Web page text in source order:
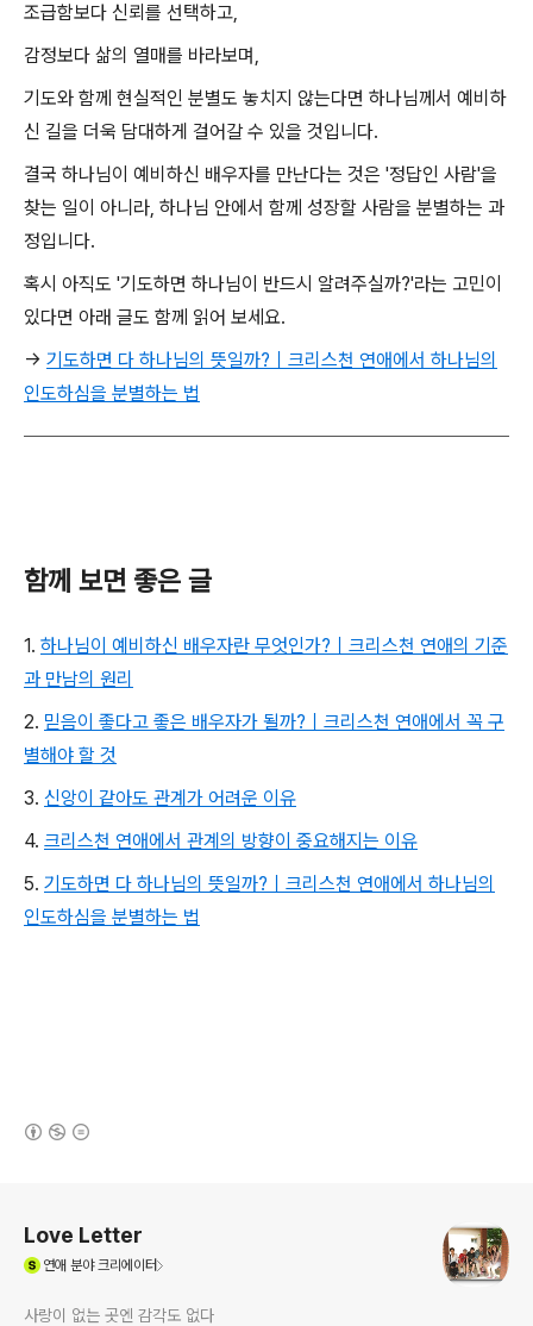
조급함보다 신뢰를 선택하고,
감정보다 삶의 열매를 바라보며,
기도와 함께 현실적인 분별도 놓치지 않는다면 하나님께서 예비하
신 길을 더욱 담대하게 걸어갈 수 있을 것입니다.
결국 하나님이 예비하신 배우자를 만난다는 것은 '정답인 사람'을
찾는 일이 아니라, 하나님 안에서 함께 성장할 사람을 분별하는 과
정입니다.
혹시 아직도 '기도하면 하나님이 반드시 알려주실까?'라는 고민이
있다면 아래 글도 함께 읽어 보세요.
→ 기도하면 다 하나님의 뜻일까?｜크리스천 연애에서 하나님의
인도하심을 분별하는 법
함께 보면 좋은 글
1. 하나님이 예비하신 배우자란 무엇인가?｜크리스천 연애의 기준
과 만남의 원리
2. 믿음이 좋다고 좋은 배우자가 될까?｜크리스천 연애에서 꼭 구
별해야 할 것
3. 신앙이 같아도 관계가 어려운 이유
4. 크리스천 연애에서 관계의 방향이 중요해지는 이유
5. 기도하면 다 하나님의 뜻일까?｜크리스천 연애에서 하나님의
인도하심을 분별하는 법
Love Letter
연애분야 크리에이터
사랑이 없는 곳엔 감각도 없다